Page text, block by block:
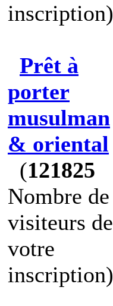
inscription)
Prêt à
porter
musulman
& oriental
(121825
Nombre de
visiteurs de
votre
inscription)